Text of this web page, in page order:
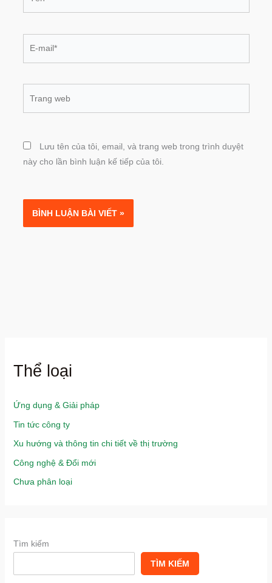
Thể loại
Ứng dụng & Giải pháp
Tin tức công ty
Xu hướng và thông tin chi tiết về thị trường
Công nghệ & Đổi mới
Chưa phân loại
Tìm kiếm
TÌM KIẾM
Lưu tên của tôi, email, và trang web trong trình duyệt
này cho lần bình luận kế tiếp của tôi.